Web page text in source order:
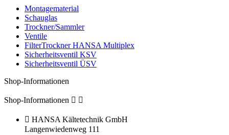
Montagematerial
Schauglas
Trockner/Sammler
Ventile
FilterTrockner HANSA Multiplex
Sicherheitsventil KSV
Sicherheitsventil ÜSV
Shop-Informationen
Shop-Informationen  
 HANSA Kältetechnik GmbH
Langenwiedenweg 111